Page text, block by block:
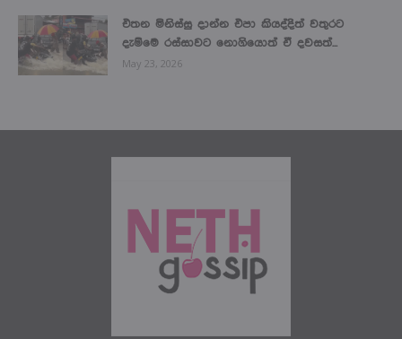
එතන මිනිස්සු දාන්න එපා කියද්දිත් වතුරට
දැම්මෙ රස්සාවට නොගියොත් ඒ දවසත්...
May 23, 2026